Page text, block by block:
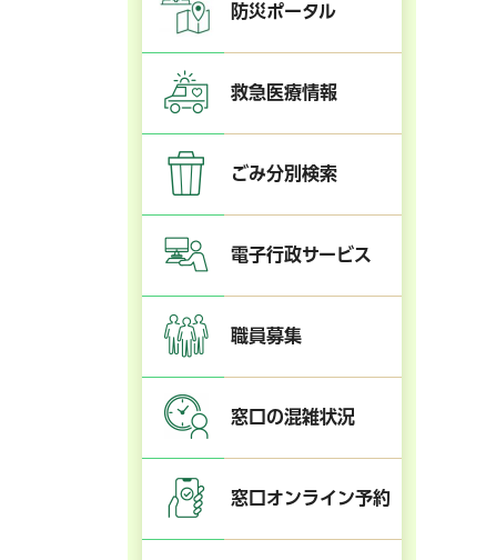
防災ポータル
救急医療情報
ごみ分別検索
電子行政サービス
職員募集
窓口の混雑状況
窓口オンライン予約